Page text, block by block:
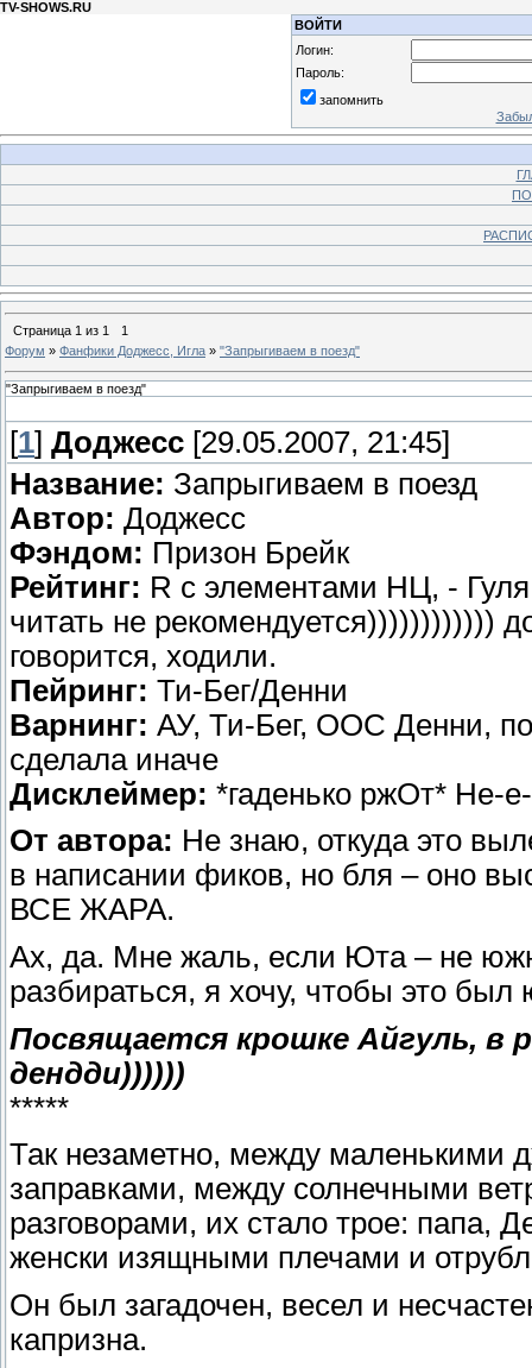
TV-SHOWS.RU
ВОЙТИ
Логин:
Пароль:
запомнить
Страница 1 из 1
1
Форум » Фанфики Доджесс, Игла » "Запрыгиваем в поезд"
"Запрыгиваем в поезд"
[1] Доджесс [29.05.2007, 21:45]
Название: Запрыгиваем в поезд
Автор: Доджесс
Фэндом: Призон Брейк
Рейтинг: R с элементами НЦ, -
читать не рекомендуется))))))))))))
говорится, ходили.
Пейринг: Ти-Бег/Денни
Варнинг: АУ, Ти-Бег, ООС Денни,
сделала иначе
Дисклеймер: *гаденько ржОт* Не-
От автора: Не знаю, откуда это
в написании фиков, но бля – оно
ВСЕ ЖАРА.
Ах, да. Мне жаль, если Юта – не
разбираться, я хочу, чтобы это
Посвящается крошке Айгуль, в
дендди))))))
*****
Так незаметно, между
заправками, между солнечными
разговорами, их стало трое: папа,
женски изящными плечами и
Он был загадочен, весел и
капризна.